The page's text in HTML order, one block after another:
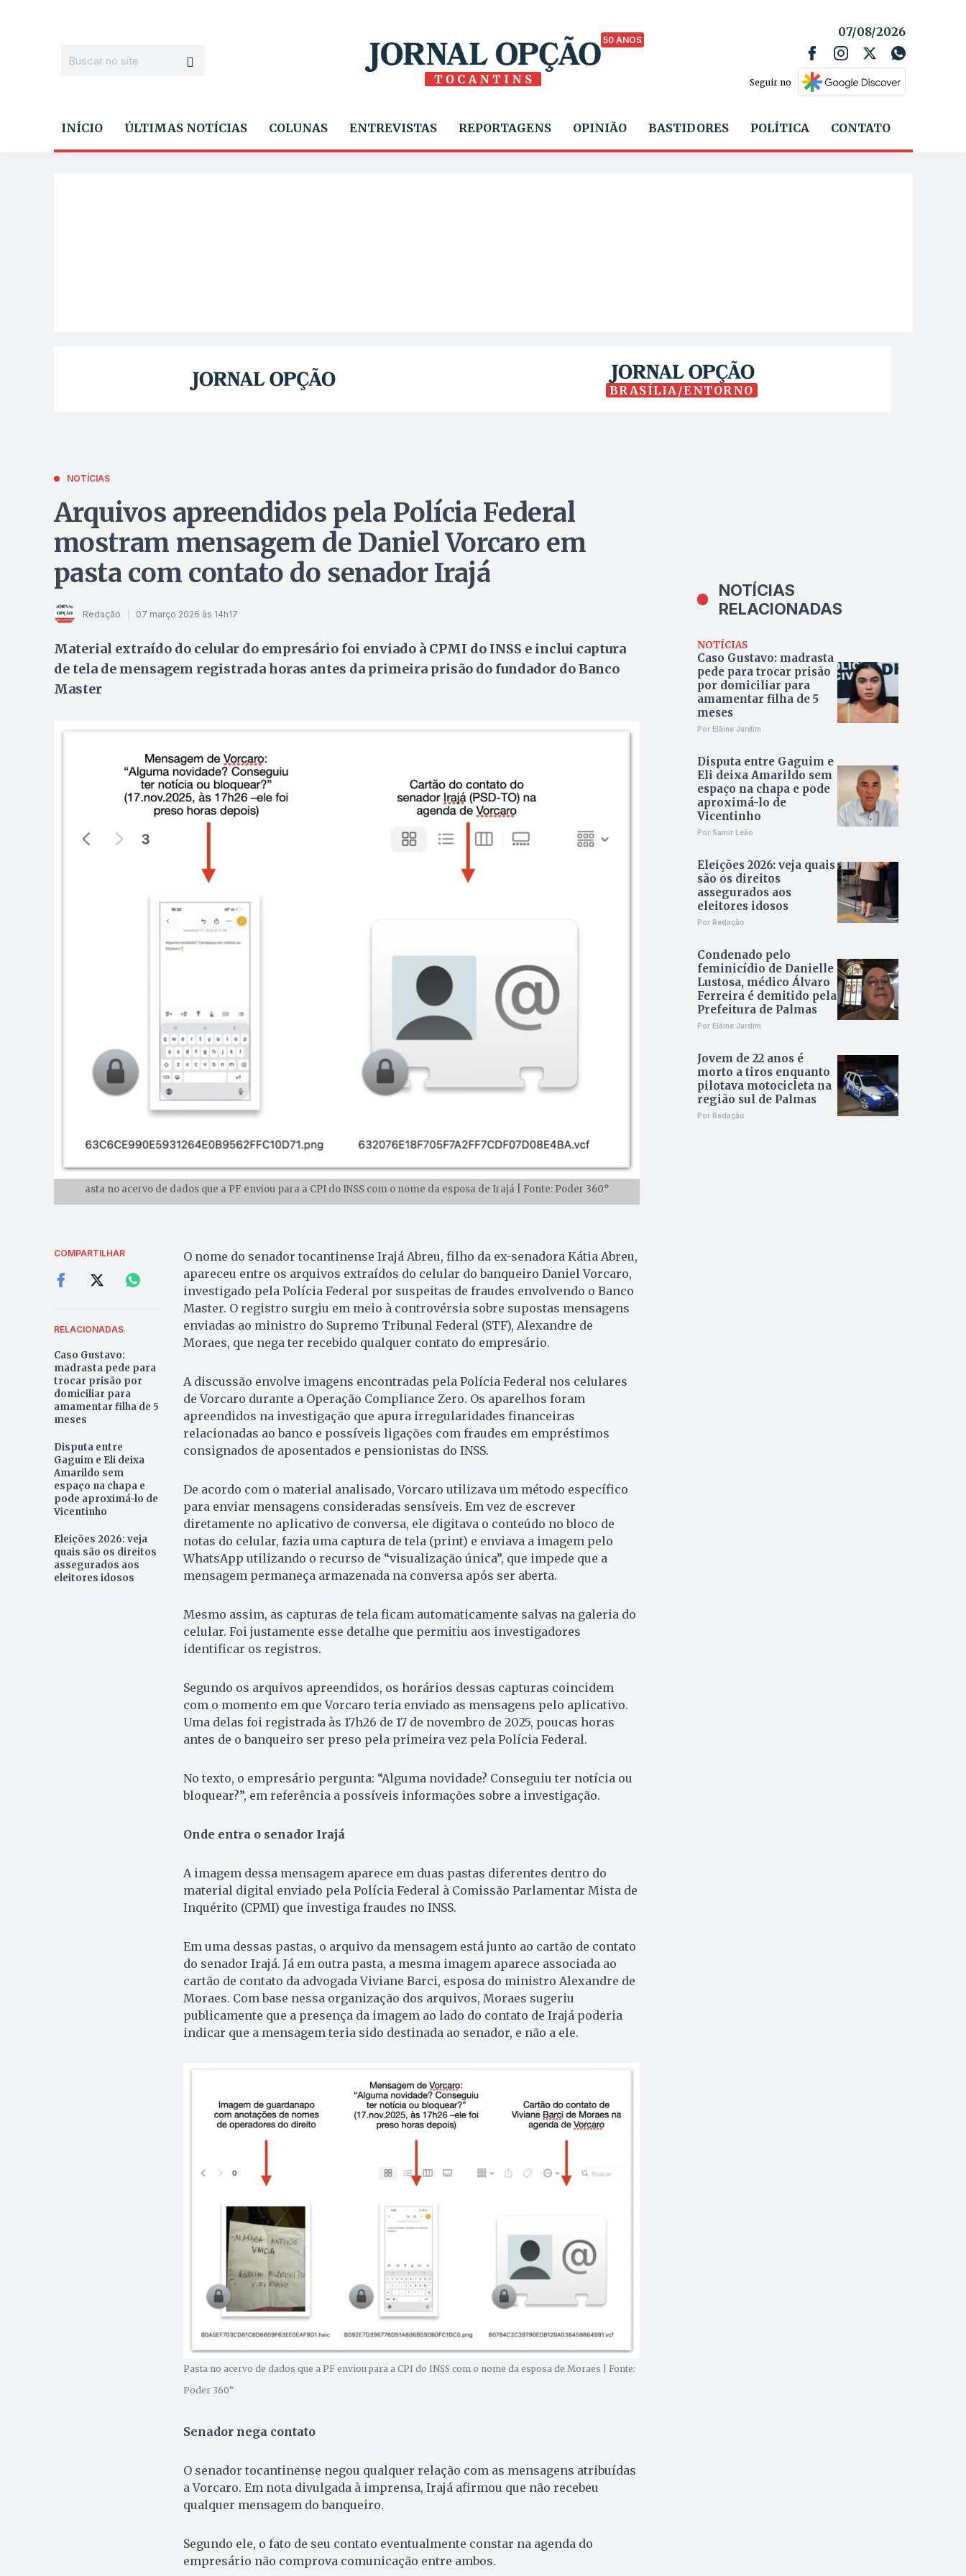
50 ANOS
07/08/2026
Seguir no
INÍCIO ÚLTIMAS NOTÍCIAS COLUNAS ENTREVISTAS REPORTAGENS OPINIÃO BASTIDORES POLÍTICA CONTATO
BRASÍLIA/ENTORNO
NOTÍCIAS
Arquivos apreendidos pela Polícia Federal
mostram mensagem de Daniel Vorcaro em
pasta com contato do senador Irajá
Redação 07 março 2026 às 14h17
Material extraído do celular do empresário foi enviado à CPMI do INSS e inclui captura
de tela de mensagem registrada horas antes da primeira prisão do fundador do Banco
Master
asta no acervo de dados que a PF enviou para a CPI do INSS com o nome da esposa de Irajá | Fonte: Poder 360°
COMPARTILHAR
RELACIONADAS
Caso Gustavo:
madrasta pede para
trocar prisão por
domiciliar para
amamentar filha de 5
meses
Disputa entre
Gaguim e Eli deixa
Amarildo sem
espaço na chapa e
pode aproximá-lo de
Vicentinho
Eleições 2026: veja
quais são os direitos
assegurados aos
eleitores idosos
O nome do senador tocantinense Irajá Abreu, filho da ex-senadora Kátia Abreu,
apareceu entre os arquivos extraídos do celular do banqueiro Daniel Vorcaro,
investigado pela Polícia Federal por suspeitas de fraudes envolvendo o Banco
Master. O registro surgiu em meio à controvérsia sobre supostas mensagens
enviadas ao ministro do Supremo Tribunal Federal (STF), Alexandre de
Moraes, que nega ter recebido qualquer contato do empresário.
A discussão envolve imagens encontradas pela Polícia Federal nos celulares
de Vorcaro durante a Operação Compliance Zero. Os aparelhos foram
apreendidos na investigação que apura irregularidades financeiras
relacionadas ao banco e possíveis ligações com fraudes em empréstimos
consignados de aposentados e pensionistas do INSS.
De acordo com o material analisado, Vorcaro utilizava um método específico
para enviar mensagens consideradas sensíveis. Em vez de escrever
diretamente no aplicativo de conversa, ele digitava o conteúdo no bloco de
notas do celular, fazia uma captura de tela (print) e enviava a imagem pelo
WhatsApp utilizando o recurso de “visualização única”, que impede que a
mensagem permaneça armazenada na conversa após ser aberta.
Mesmo assim, as capturas de tela ficam automaticamente salvas na galeria do
celular. Foi justamente esse detalhe que permitiu aos investigadores
identificar os registros.
Segundo os arquivos apreendidos, os horários dessas capturas coincidem
com o momento em que Vorcaro teria enviado as mensagens pelo aplicativo.
Uma delas foi registrada às 17h26 de 17 de novembro de 2025, poucas horas
antes de o banqueiro ser preso pela primeira vez pela Polícia Federal.
No texto, o empresário pergunta: “Alguma novidade? Conseguiu ter notícia ou
bloquear?”, em referência a possíveis informações sobre a investigação.
Onde entra o senador Irajá
A imagem dessa mensagem aparece em duas pastas diferentes dentro do
material digital enviado pela Polícia Federal à Comissão Parlamentar Mista de
Inquérito (CPMI) que investiga fraudes no INSS.
Em uma dessas pastas, o arquivo da mensagem está junto ao cartão de contato
do senador Irajá. Já em outra pasta, a mesma imagem aparece associada ao
cartão de contato da advogada Viviane Barci, esposa do ministro Alexandre de
Moraes. Com base nessa organização dos arquivos, Moraes sugeriu
publicamente que a presença da imagem ao lado do contato de Irajá poderia
indicar que a mensagem teria sido destinada ao senador, e não a ele.
Pasta no acervo de dados que a PF enviou para a CPI do INSS com o nome da esposa de Moraes | Fonte:
Poder 360°
Senador nega contato
O senador tocantinense negou qualquer relação com as mensagens atribuídas
a Vorcaro. Em nota divulgada à imprensa, Irajá afirmou que não recebeu
qualquer mensagem do banqueiro.
Segundo ele, o fato de seu contato eventualmente constar na agenda do
empresário não comprova comunicação entre ambos.
NOTÍCIAS
RELACIONADAS
NOTÍCIAS
Caso Gustavo: madrasta
pede para trocar prisão
por domiciliar para
amamentar filha de 5
meses
Por Elâine Jardim
Disputa entre Gaguim e
Eli deixa Amarildo sem
espaço na chapa e pode
aproximá-lo de
Vicentinho
Por Samir Leão
Eleições 2026: veja quais
são os direitos
assegurados aos
eleitores idosos
Por Redação
Condenado pelo
feminicídio de Danielle
Lustosa, médico Álvaro
Ferreira é demitido pela
Prefeitura de Palmas
Por Elâine Jardim
Jovem de 22 anos é
morto a tiros enquanto
pilotava motocicleta na
região sul de Palmas
Por Redação